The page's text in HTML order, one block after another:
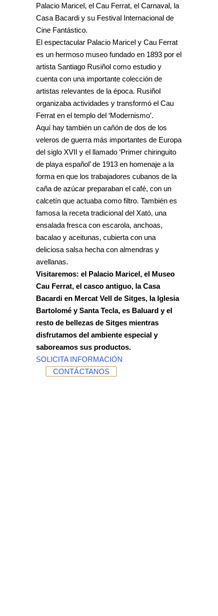
Palacio Maricel, el Cau Ferrat, el Carnaval, la
Casa Bacardi y su Festival Internacional de
Cine Fantástico.
El espectacular Palacio Maricel y Cau Ferrat
es un hermoso museo fundado en 1893 por el
artista Santiago Rusiñol como estudio y
cuenta con una importante colección de
artistas relevantes de la época. Rusiñol
organizaba actividades y transformó el Cau
Ferrat en el templo del ‘Modernismo’.
Aquí hay también un cañón de dos de los
veleros de guerra más importantes de Europa
del siglo XVII y el llamado ‘Primer chiringuito
de playa español’ de 1913 en homenaje a la
forma en que los trabajadores cubanos de la
caña de azúcar preparaban el café, con un
calcetín que actuaba como filtro. También es
famosa la receta tradicional del Xató, una
ensalada fresca con escarola, anchoas,
bacalao y aceitunas, cubierta con una
deliciosa salsa hecha con almendras y
avellanas.
Visitaremos: el Palacio Maricel, el Museo
Cau Ferrat, el casco antiguo, la Casa
Bacardi en Mercat Vell de Sitges, la Iglesia
Bartolomé y Santa Tecla, es Baluard y el
resto de bellezas de Sitges mientras
disfrutamos del ambiente especial y
saboreamos sus productos.
SOLICITA INFORMACIÓN
CONTÁCTANOS